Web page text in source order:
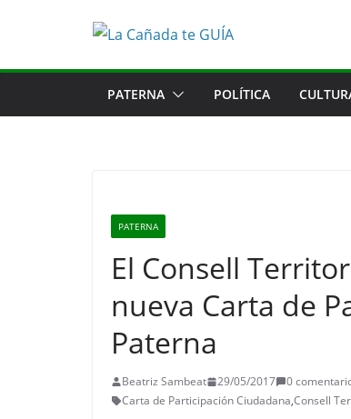
PATERNA POLÍTICA
PATERNA
El Consell
nueva Carta de
Paterna
Beatriz Sambeat 29/05/2017
0
Carta de Participación Ciudadana,Consell